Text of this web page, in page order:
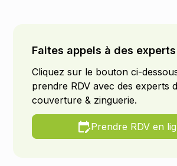
Faites appels à des experts
Cliquez sur le bouton ci-
prendre RDV avec des experts
couverture & zinguerie.
Prendre RDV en